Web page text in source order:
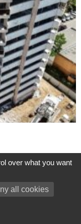
over what you want
all cookies